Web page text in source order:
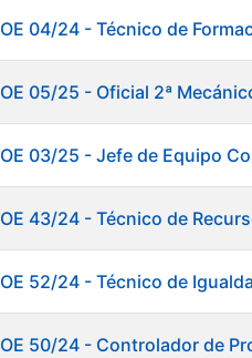
OE 04/24 - Técnico de
OE 05/25 - Oficial 2ª
OE 03/25 - Jefe de Equipo
OE 43/24 - Técnico de
OE 52/24 - Técnico de
OE 50/24 - Controlador de